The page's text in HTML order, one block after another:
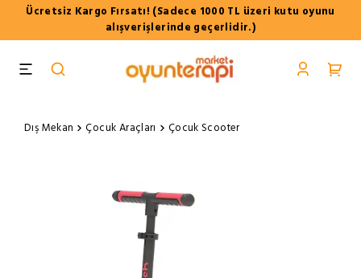
Ücretsiz Kargo Fırsatı! (Sadece 1000 TL üzeri kutu oyunu
alışverişlerinde geçerlidir.)
Dış Mekan Çocuk Araçları Çocuk Scooter